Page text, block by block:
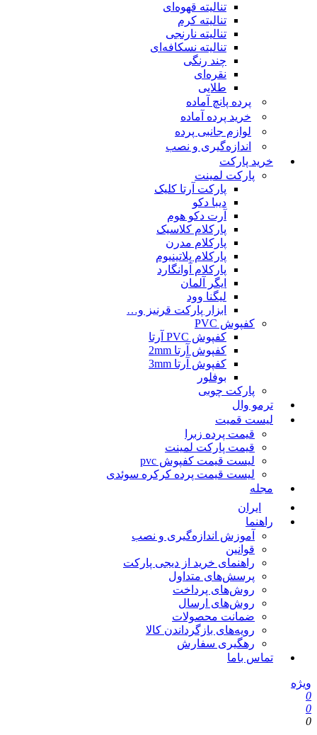
تنالیته قهوه‌ای
تنالیته کرم
تنالیته نارنجی
تنالیته نسکافه‌ای
چند رنگی
نقره‌ای
طلایی
پرده پانچ آماده
خرید پرده آماده
لوازم جانبی پرده
اندازه‌گیری و نصب
خرید پارکت
پارکت لمینت
پارکت آرتا کلیک
دیبا دکو
آرت دکو هوم
پارکلام کلاسیک
پارکلام مدرن
پارکلام پلاتینیوم
پارکلام آوانگارد
ایگر آلمان
لیگنا وود
ابزار پارکت قرنیز و…
کفپوش PVC
کفپوش PVC آرتا
کفپوش آرتا 2mm
کفپوش آرتا 3mm
بوفلور
پارکت چوبی
ترمو وال
لیست قمیت
قیمت پرده زبرا
قیمت پارکت لمینت
لیست قیمت کفپوش pvc
لیست قیمت پرده کرکره سوئدی
مجله
ایران
راهنما
آموزش اندازه‌گیری و نصب
قوانین
راهنمای خرید از دیجی پارکت
پرسش‌های متداول
روش‌های پرداخت
روش‌های ارسال
ضمانت محصولات
رویه‌های بازگرداندن کالا
رهگیری سفارش
تماس باما
ویژه
0
0
0